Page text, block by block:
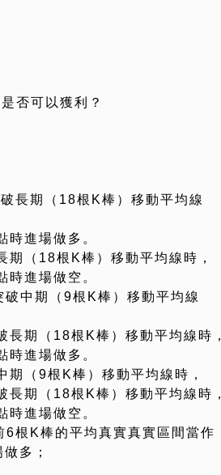
否可以獲利？
長期（18根K棒）移動平均線
進場做多。
（18根K棒）移動平均線時，
進場做空。
中期（9根K棒）移動平均線
期（18根K棒）移動平均線時，
進場做多。
（9根K棒）移動平均線時，
期（18根K棒）移動平均線時，
進場做空。
6根K棒的平均真實真實區間當作
多；